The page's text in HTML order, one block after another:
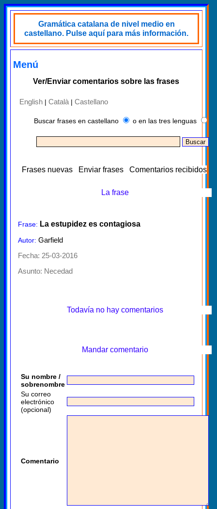
Gramática catalana de nivel medio en
castellano. Pulse aquí para más información.
Menú
Ver/Enviar comentarios sobre las frases
English | Català | Castellano
Buscar frases en castellano o en las tres lenguas
Frases nuevas Enviar frases Comentarios recibidos
La frase
Frase: La estupidez es contagiosa
Autor: Garfield
Fecha: 25-03-2016
Asunto: Necedad
Todavía no hay comentarios
Mandar comentario
Su nombre /
sobrenombre
Su correo
electrónico
(opcional)
Comentario